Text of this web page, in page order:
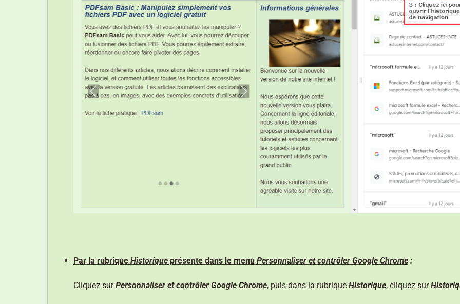
Par la rubrique Historique présente dans le menu Personnaliser et contrôler Google Chrome :
Cliquez surPersonnaliser et contrôler Google Chrome, puis dans la rubrique Historique, cliquez sur